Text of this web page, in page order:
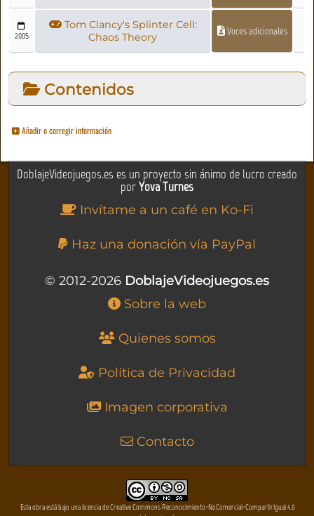
2005
Tom Clancy's Splinter Cell:
Chaos Theory
Voces adicionales
Contenidos
Añadir o corregir información
DoblajeVideojuegos.es es un proyecto sin ánimo de lucro creado
porYova Turnes
Invítame a un café en Ko-Fi
Haz una donación vía PayPal
© 2012-2026 DoblajeVideojuegos.es
Sobre la web
Quienes somos
Política de Privacidad
Imagen corporativa
Contacto
Esta obra está bajo una licencia de Creative Commons Reconocimiento-NoComercial-CompartirIgual 4.0